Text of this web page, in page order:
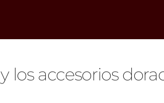
los accesorios